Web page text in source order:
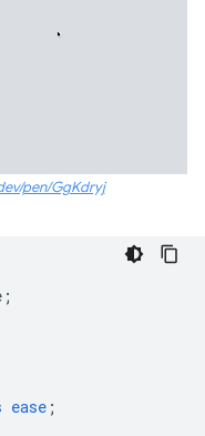
pen/GgKdryj
;
ease ;